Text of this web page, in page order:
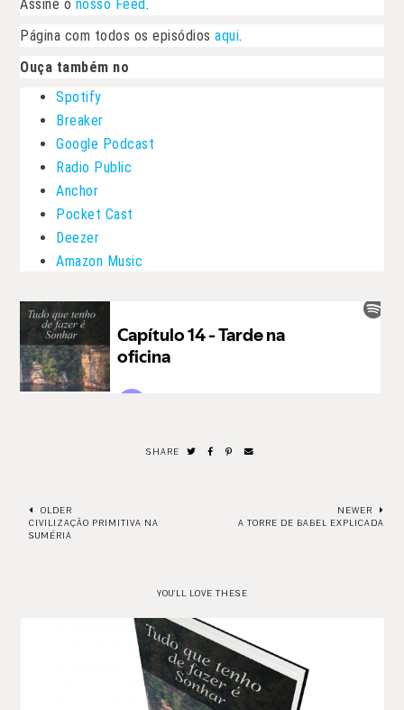
Assine o nosso Feed.
Página com todos os episódiosaqui.
Ouça também no
Spotify
Breaker
Google Podcast
Radio Public
Anchor
Pocket Cast
Deezer
Amazon Music
SHARE
OLDER
CIVILIZAÇÃO PRIMITIVA NA
SUMÉRIA
NEWER
A TORRE DE BABEL EXPLICADA
YOU'LL LOVE THESE